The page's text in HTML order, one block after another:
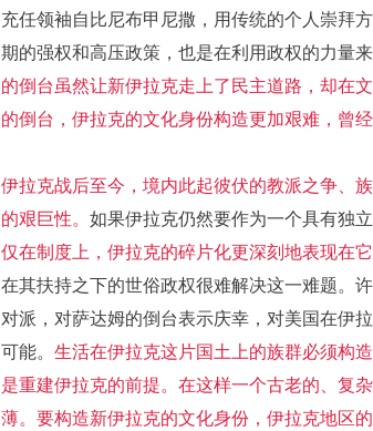
充任领袖自比尼布甲尼撒，用传统的个人崇拜
期的强权和高压政策，也是在利用政权的力量
的倒台虽然让新伊拉克走上了民主道路，却在
的倒台，伊拉克的文化身份构造更加艰难，曾
伊拉克战后至今，境内此起彼伏的教派之争、
的艰巨性。 如果伊拉克仍然要作为一个具有独
仅在制度上，伊拉克的碎片化更深刻地表现在
在其扶持之下的世俗政权很难解决这一难题。
对派，对萨达姆的倒台表示庆幸，对美国在伊
可能。 生活在伊拉克这片国土上的族群必须构
是重建伊拉克的前提。 在这样一个古老的、复
薄。要构造新伊拉克的文化身份，伊拉克地区